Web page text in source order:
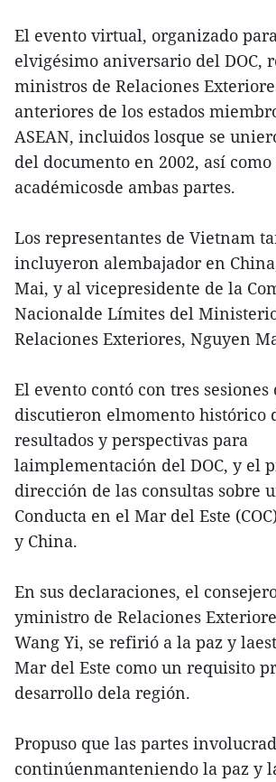
El evento virtual, organizado
elvigésimo aniversario del DOC,
ministros de Relaciones
anteriores de los estados
ASEAN, incluidos losque se
del documento en 2002, así
académicosde ambas partes.
Los representantes de Vietnam
incluyeron alembajador en
Mai, y al vicepresidente de la
Nacionalde Límites del
Relaciones Exteriores, Nguyen
El evento contó con tres sesiones
discutieron elmomento histórico
resultados y perspectivas para
laimplementación del DOC, y el
dirección de las consultas sobre
Conducta en el Mar del Este
y China.
En sus declaraciones, el
yministro de Relaciones
Wang Yi, se refirió a la paz y
Mar del Este como un requisito
desarrollo dela región.
Propuso que las partes
continúenmanteniendo la paz y